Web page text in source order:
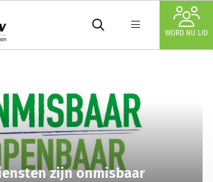
WORD NU LID
zijn onmisbaar